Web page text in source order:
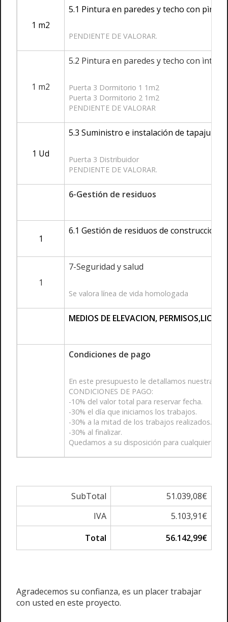
1 m2
5.1 Pintura en paredes y techo con
PENDIENTE DE VALORAR.
1 m2
5.2 Pintura en paredes y techo con
Puerta 3 Dormitorio 1 1m2
Puerta 3 Dormitorio 2 1m2
PENDIENTE DE VALORAR
1 Ud
5.3 Suministro e instalación de
Puerta 3 Distribuidor
PENDIENTE DE VALORAR.
6-Gestión de residuos
1
6.1 Gestión de residuos de construcción
1
7-Seguridad y salud
Se valora línea de vida homologada
MEDIOS DE ELEVACION,
Condiciones de pago
En este presupuesto le detallamos nuestra
CONDICIONES DE PAGO:
-10% del valor total para reservar fecha.
-30% el día que iniciamos los trabajos.
-30% a la mitad de los trabajos realizados.
-30% al finalizar.
Quedamos a su disposición para cualquier
SubTotal
51.039,08€
IVA
5.103,91€
Total
56.142,99€
Agradecemos su confianza, es un placer trabajar
con usted en este proyecto.